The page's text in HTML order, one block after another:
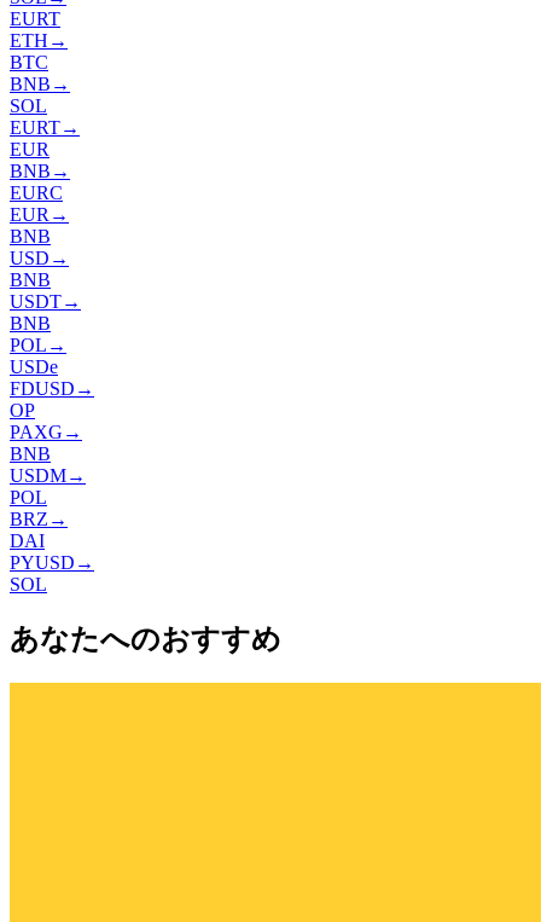
EURT
ETH →
BTC
BNB →
SOL
EURT→
EUR
BNB →
EURC
EUR →
BNB
USD →
BNB
USDT→
BNB
POL →
USDe
FDUSD →
OP
PAXG →
BNB
USDM→
POL
BRZ →
DAI
PYUSD →
SOL
あなたへのおすすめ